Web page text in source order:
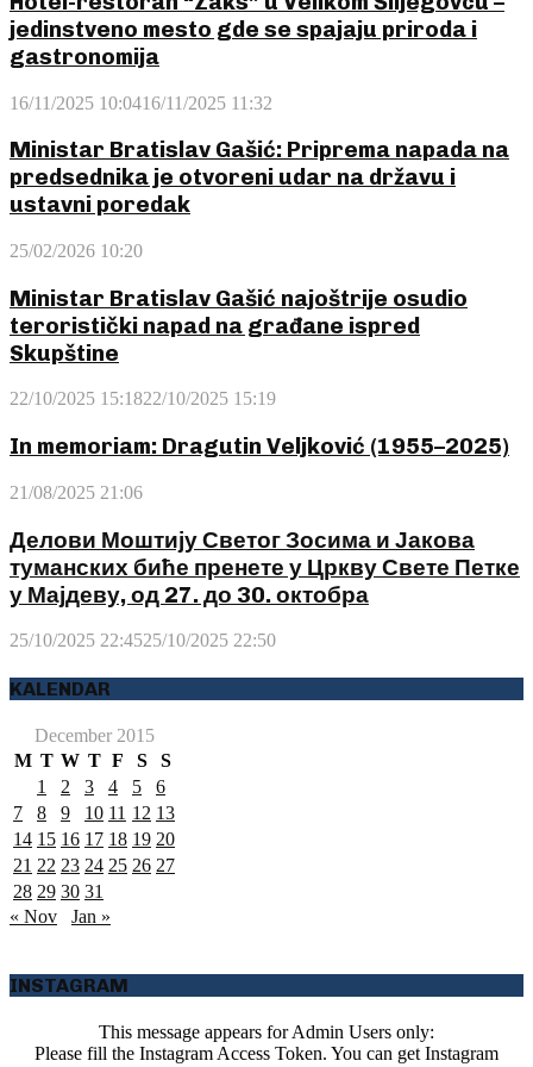
jedinstveno mesto gde se spajaju priroda i
gastronomija
16/11/2025 10:0416/11/2025 11:32
Ministar Bratislav Gašić: Priprema napada na
predsednika je otvoreni udar na državu i
ustavni poredak
25/02/2026 10:20
Ministar Bratislav Gašić najoštrije osudio
teroristički napad na građane ispred
Skupštine
22/10/2025 15:1822/10/2025 15:19
In memoriam: Dragutin Veljković (1955–2025)
21/08/2025 21:06
Делови Моштију Светог Зосима и Јакова
туманских биће пренете у Цркву Свете Петке
у Мајдеву, од 27. до 30. октобра
25/10/2025 22:4525/10/2025 22:50
KALENDAR
December 2015
M T W T F S
S
1
2 3 4 5
6
7
8 9 10 11 12 13
14 15 16 17 18 19 20
21 22 23 24 25 26 27
28 29 30 31
« Nov
Jan »
INSTAGRAM
This message appears for Admin Users only:
Please fill the Instagram Access Token. You can get Instagram